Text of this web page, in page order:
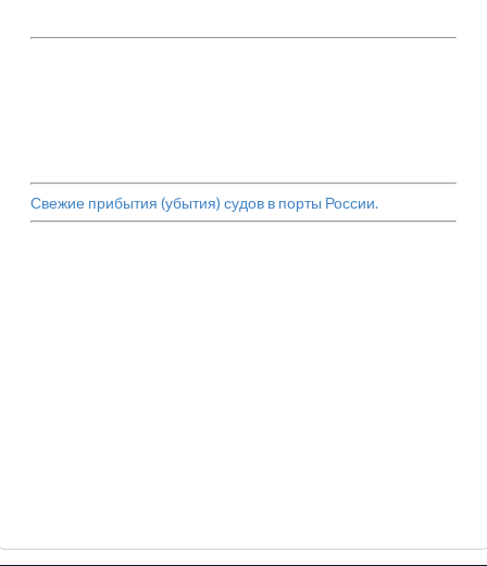
Свежие прибытия (убытия) судов в порты России.